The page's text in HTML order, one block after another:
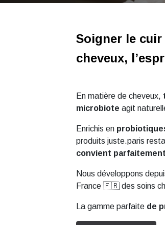
Soigner le
cheveux,
En matière de cheveux,
microbiote agit
Enrichis en
produits juste.paris
convient
Nous développons
France 🇫🇷 des soins
La gamme parfaite de